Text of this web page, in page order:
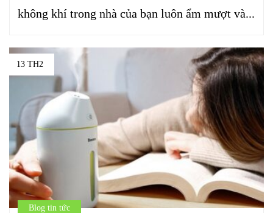
không khí trong nhà của bạn luôn ẩm mượt và...
13 TH2
Blog tin tức